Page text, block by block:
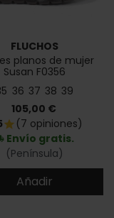
FLUCHOS
planos de mujer
Susan F0356
36 37 38 39
Precio
105,00 €
star (7 opiniones)
Envío gratis.
(Península)
Añadir